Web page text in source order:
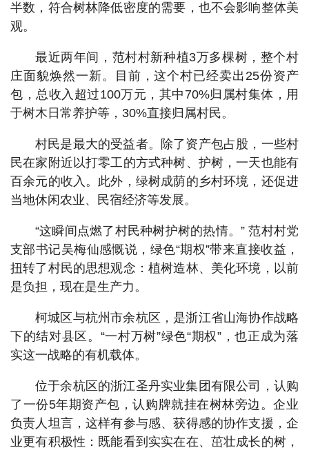
半数，符合树林降低密度的需要，也不会影响整体美
观。
最近两年间，范村村新种植3万多棵树，整个村
庄面貌焕然一新。目前，这个村已经卖出25份资产
包，总收入超过100万元，其中70%归属村集体，用
于树木日常养护等，30%直接归属村民。
村民是最大的受益者。除了资产包占股，一些村
民在家附近以打零工的方式种树、护树，一天也能有
百余元的收入。此外，绿树成荫的乡村环境，还促进
当地休闲农业、民宿经济等发展。
“这瞬间点燃了村民种树护树的热情。” 范村村党
支部书记吴梅仙感慨说，绿色“期权”带来直接收益，
扭转了村民的思想观念：植树造林、美化环境，以前
是负担，现在是生产力。
柯城区与杭州市余杭区，是浙江省山海协作战略
下的结对县区。“一村万树”绿色“期权”，也正成为落
实这一战略的有机载体。
位于余杭区的浙江圣丹实业集团有限公司，认购
了一份5年期资产包，认购牌就挂在树林旁边。企业
负责人坦言，这样有参与感、获得感的协作支援，企
业更有积极性：既能看到实实在在、茁壮成长的树，